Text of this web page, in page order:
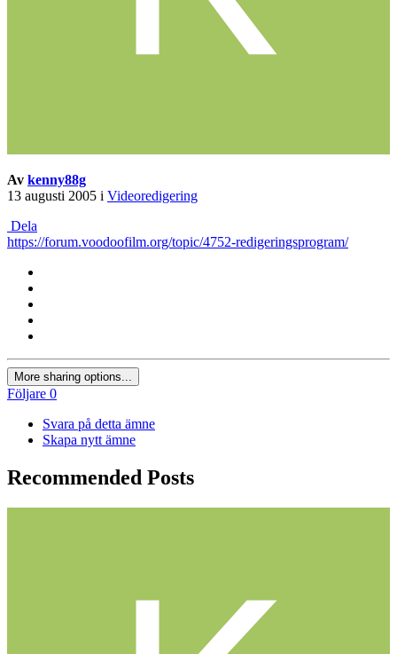
Av kenny88g
13 augusti 2005 i Videoredigering
Dela
https://forum.voodoofilm.org/topic/4752-redigeringsprogram/
More sharing options...
Följare 0
Svara på detta ämne
Skapa nytt ämne
Recommended Posts